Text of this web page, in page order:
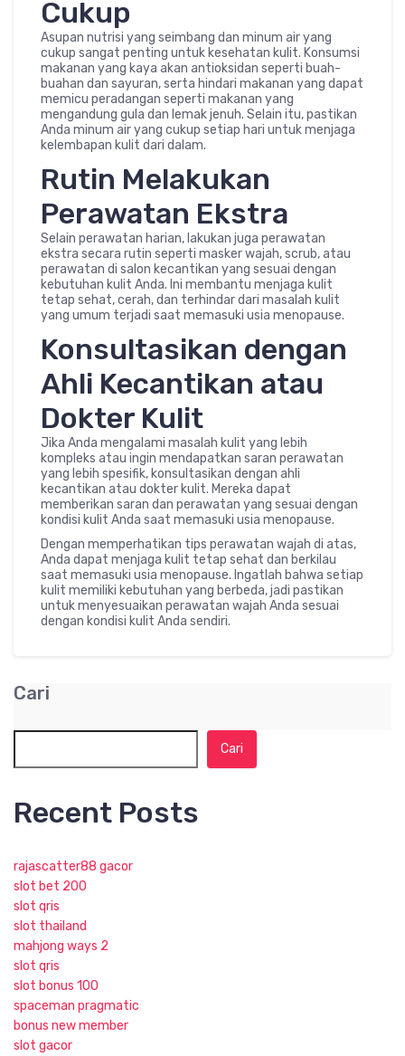
Cukup
Asupan nutrisi yang seimbang dan minum air yang
cukup sangat penting untuk kesehatan kulit. Konsumsi
makanan yang kaya akan antioksidan seperti buah-
buahan dan sayuran, serta hindari makanan yang dapat
memicu peradangan seperti makanan yang
mengandung gula dan lemak jenuh. Selain itu, pastikan
Anda minum air yang cukup setiap hari untuk menjaga
kelembapan kulit dari dalam.
Rutin Melakukan
Perawatan Ekstra
Selain perawatan harian, lakukan juga perawatan
ekstra secara rutin seperti masker wajah, scrub, atau
perawatan di salon kecantikan yang sesuai dengan
kebutuhan kulit Anda. Ini membantu menjaga kulit
tetap sehat, cerah, dan terhindar dari masalah kulit
yang umum terjadi saat memasuki usia menopause.
Konsultasikan dengan
Ahli Kecantikan atau
Dokter Kulit
Jika Anda mengalami masalah kulit yang lebih
kompleks atau ingin mendapatkan saran perawatan
yang lebih spesifik, konsultasikan dengan ahli
kecantikan atau dokter kulit. Mereka dapat
memberikan saran dan perawatan yang sesuai dengan
kondisi kulit Anda saat memasuki usia menopause.
Dengan memperhatikan tips perawatan wajah di atas,
Anda dapat menjaga kulit tetap sehat dan berkilau
saat memasuki usia menopause. Ingatlah bahwa setiap
kulit memiliki kebutuhan yang berbeda, jadi pastikan
untuk menyesuaikan perawatan wajah Anda sesuai
dengan kondisi kulit Anda sendiri.
Cari
Cari
Recent Posts
rajascatter88 gacor
slot bet 200
slot qris
slot thailand
mahjong ways 2
slot qris
slot bonus 100
spaceman pragmatic
bonus new member
slot gacor